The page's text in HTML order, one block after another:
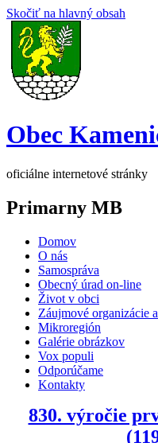
Skočiť na hlavný obsah
Obec
oficiálne internetové stránky
Primarny MB
Domov
O nás
Samospráva
Obecný úrad on-line
Život v obci
Záujmové organizácie
Mikroregión
Galérie obrázkov
Vox populi
Odporúčame
Kontakty
830. výročie